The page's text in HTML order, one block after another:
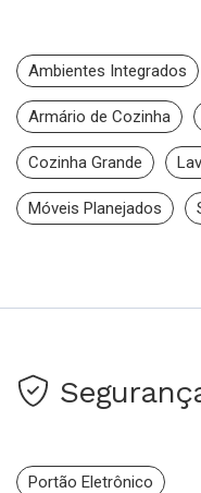
Ambientes Integrados
Armário de Cozinha
Cozinha Grande
Móveis Planejados
Portão Eletrônico